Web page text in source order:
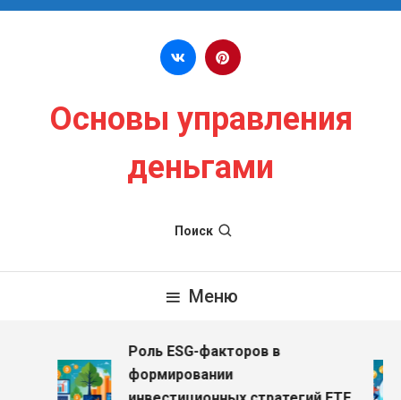
Перейти к содержимому
Основы управления
деньгами
Поиск
Меню
Роль ESG-факторов в
формировании